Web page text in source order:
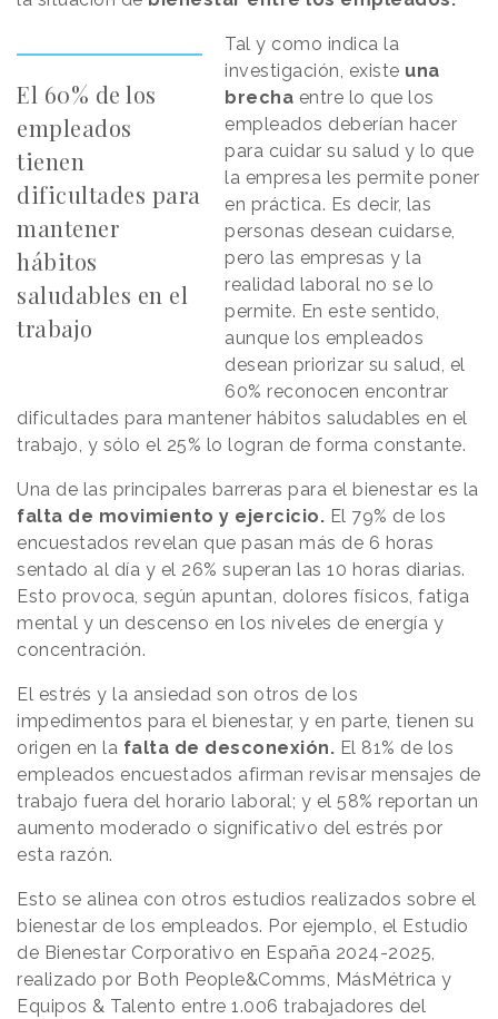
El 60% de los
empleados
tienen
dificultades para
mantener
hábitos
saludables en el
trabajo
Tal y como indica la
investigación, existe una
brecha entre lo que los
empleados deberían hacer
para cuidar su salud y lo que
la empresa les permite poner
en práctica. Es decir, las
personas desean cuidarse,
pero las empresas y la
realidad laboral no se lo
permite. En este sentido,
aunque los empleados
desean priorizar su salud, el
60% reconocen encontrar
dificultades para mantener hábitos saludables en el
trabajo, y sólo el 25% lo logran de forma constante.
Una de las principales barreras para el bienestar es la
falta de movimiento y ejercicio. El 79% de los
encuestados revelan que pasan más de 6 horas
sentado al día y el 26% superan las 10 horas diarias.
Esto provoca, según apuntan, dolores físicos, fatiga
mental y un descenso en los niveles de energía y
concentración.
El estrés y la ansiedad son otros de los
impedimentos para el bienestar, y en parte, tienen su
origen en la falta de desconexión. El 81% de los
empleados encuestados afirman revisar mensajes de
trabajo fuera del horario laboral; y el 58% reportan un
aumento moderado o significativo del estrés por
esta razón.
Esto se alinea con otros estudios realizados sobre el
bienestar de los empleados. Por ejemplo, el Estudio
de Bienestar Corporativo en España 2024-2025,
realizado por Both People&Comms, MásMétrica y
Equipos & Talento entre 1.006 trabajadores del